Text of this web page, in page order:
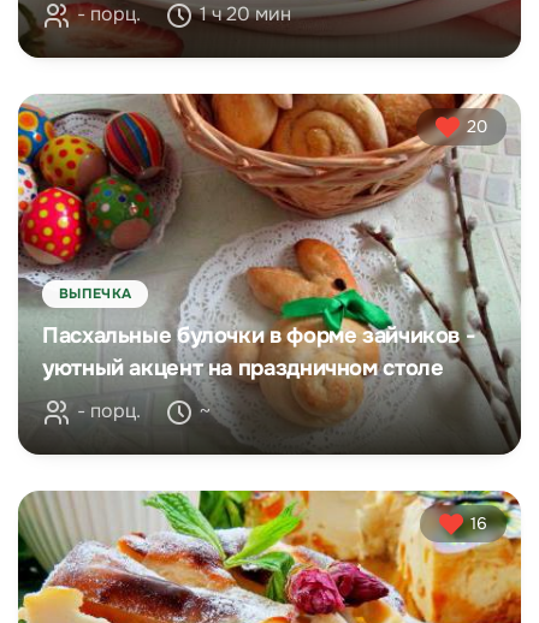
- порц. 1 ч 20 мин
20
ВЫПЕЧКА
Пасхальные булочки в форме зайчиков -
уютный акцент на праздничном столе
- порц. ~
16